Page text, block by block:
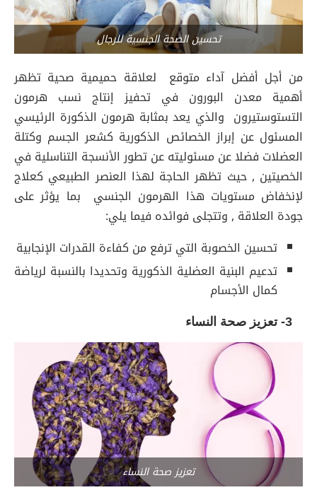
تحسين الصحة الجنسية للرجال
من أجل أفضل آداء متوقع لعلاقة حميمية صحية تظهر
أهمية معدن البورون في تحفيز إنتاج نسب هرمون
التستوستيرون والذي يعد بمثابة هرمون الذكورة الرئيسي
المسئول عن إبراز الخصائص الذكورية كشعر الجسم وكتلة
العضلات فضلا عن مسئوليته عن تطور الأنسجة التناسلية في
الخصيتين , حيث تظهر الحاجة لهذا العنصر الطبيعي كعلاج
لإنخفاض مستويات هذا الهرمون الجنسي بما يؤثر على
جودة العلاقة , وتتجلى فوائده فيما يلي:
تحسين الخصوبة التي ترفع من كفاءة القدرات الإنجابية
تدعيم البنية العضلية الذكورية وتحديدا بالنسبة لرياضة
كمال الأجسام
تعزيز صحة النساء